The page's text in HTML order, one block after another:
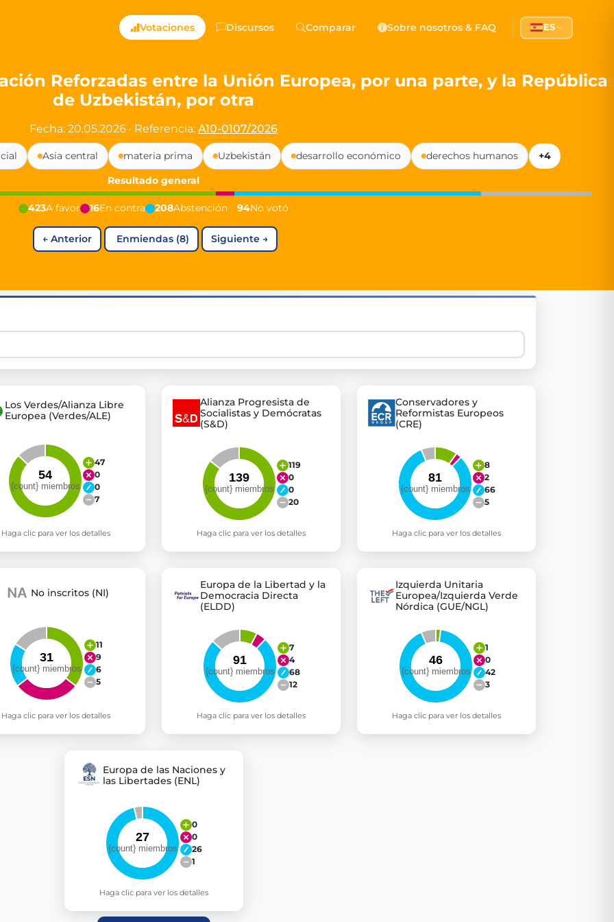
Directly Shaping Democracy
political party in Germany dedicated to digital democracy, government transparency, and citizen
since 2024
PdF co-founder
youngest mayor at 19 years old
democracy").
advanced transparency platforms, which lets citizens explore thousands of EU Parliament votes in a clear
and transparency in Germany and Europe.
and bring politics closer to citizens.
Votaciones Discursos Comparar Sobre nosotros & FAQ ES
Reforzadas entre la Unión Europea, por una parte, y la República
de Uzbekistán, por otra
Fecha: 20.05.2026 · Referencia: A10-0107/2026
Asia central materia prima Uzbekistán desarrollo económico derechos humanos
+4
Resultado general
423A favor 16En contra 208Abstención 94No votó
← Anterior Enmiendas (8) Siguiente→
Los Verdes/Alianza Libre
Europea (Verdes/ALE)
47
0
0
7
Haga clic para ver los detalles
Alianza Progresista de
Socialistas y Demócratas
(S&D)
119
0
0
20
Haga clic para ver los detalles
Conservadores y
Reformistas Europeos
(CRE)
8
2
66
5
Haga clic para ver los detalles
No inscritos (NI)
11
9
6
5
Haga clic para ver los detalles
Europa de la Libertad y la
Democracia Directa
(ELDD)
7
4
68
12
Haga clic para ver los detalles
Izquierda Unitaria
Europea/Izquierda Verde
Nórdica (GUE/NGL)
1
0
42
3
Haga clic para ver los detalles
Europa de las Naciones y
las Libertades (ENL)
0
0
26
1
Haga clic para ver los detalles